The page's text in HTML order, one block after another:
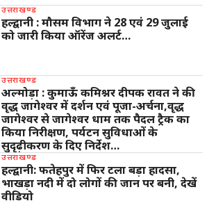
उत्तराखण्ड
हल्द्वानी : मौसम विभाग ने 28 एवं 29 जुलाई
को जारी किया ऑरेंज अलर्ट…
उत्तराखण्ड
अल्मोड़ा : कुमाऊँ कमिश्नर दीपक रावत ने की
वृद्ध जागेश्वर में दर्शन एवं पूजा-अर्चना,वृद्ध
जागेश्वर से जागेश्वर धाम तक पैदल ट्रैक का
किया निरीक्षण, पर्यटन सुविधाओं के
सुदृढ़ीकरण के दिए निर्देश…
उत्तराखण्ड
हल्द्वानी: फतेहपुर में फिर टला बड़ा हादसा,
भाखड़ा नदी में दो लोगों की जान पर बनी, देखें
वीडियो